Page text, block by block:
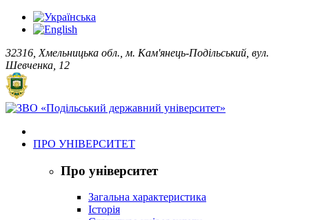
32316, Хмельницька обл., м. Кам'янець-Подільський, вул.
Шевченка, 12
ПРО УНІВЕРСИТЕТ
Про університет
Загальна характеристика
Історія